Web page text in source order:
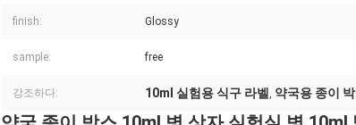
finish: Glossy
sample: free
강조하다: 10ml 실험용 식구 라벨, 약국용 종이